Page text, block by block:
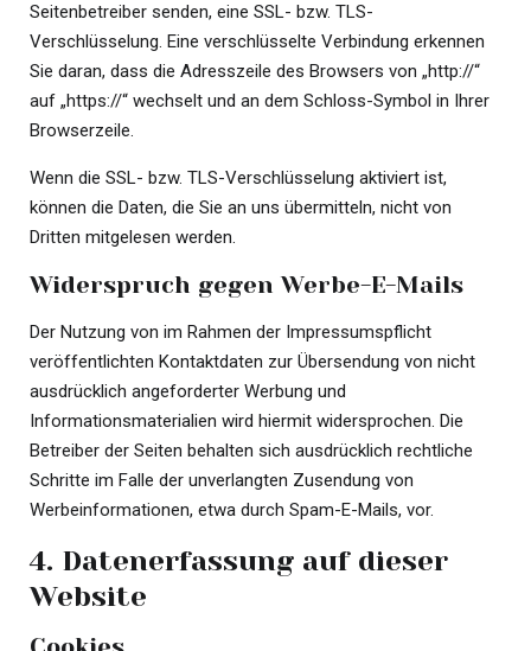
Seitenbetreiber senden, eine SSL- bzw. TLS-
Verschlüsselung. Eine verschlüsselte Verbindung erkennen
Sie daran, dass die Adresszeile des Browsers von „http://“
auf „https://“ wechselt und an dem Schloss-Symbol in Ihrer
Browserzeile.
Wenn die SSL- bzw. TLS-Verschlüsselung aktiviert ist,
können die Daten, die Sie an uns übermitteln, nicht von
Dritten mitgelesen werden.
Widerspruch gegen Werbe-E-Mails
Der Nutzung von im Rahmen der Impressumspflicht
veröffentlichten Kontaktdaten zur Übersendung von nicht
ausdrücklich angeforderter Werbung und
Informationsmaterialien wird hiermit widersprochen. Die
Betreiber der Seiten behalten sich ausdrücklich rechtliche
Schritte im Falle der unverlangten Zusendung von
Werbeinformationen, etwa durch Spam-E-Mails, vor.
4. Datenerfassung auf dieser
Website